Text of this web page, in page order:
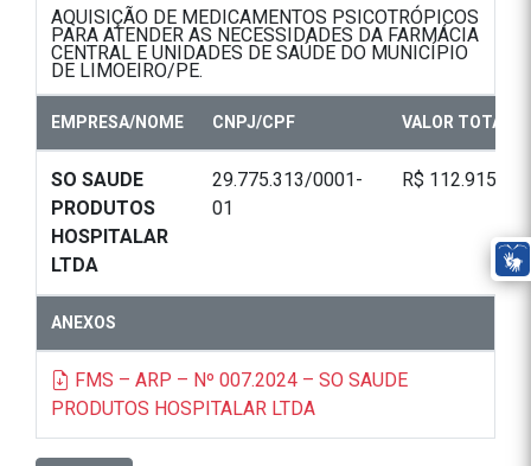
AQUISIÇÃO DE MEDICAMENTOS PSICOTRÓPICOS
PARA ATENDER AS NECESSIDADES DA FARMÁCIA
CENTRAL E UNIDADES DE SAÚDE DO MUNICÍPIO
DE LIMOEIRO/PE.
EMPRESA/NOME CNPJ/CPF VALOR TOTAL
SO SAUDE
PRODUTOS
HOSPITALAR
LTDA
29.775.313/0001-
01
R$ 112.915,00
ANEXOS
FMS – ARP – Nº 007.2024 – SO SAUDE
PRODUTOS HOSPITALAR LTDA